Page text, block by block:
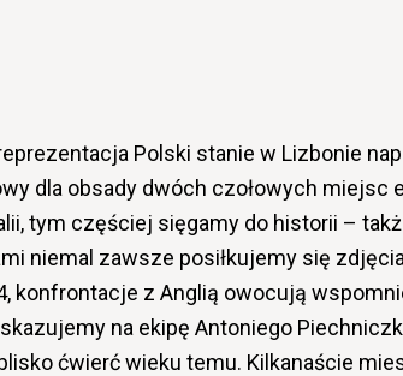
Polski stanie w Lizbonie
dla obsady dwóch czołowych miejsc
tym częściej sięgamy do historii –
niemal zawsze posiłkujemy się
konfrontacje z Anglią owocują
na ekipę Antoniego
ćwierć wieku temu. Kilkanaście